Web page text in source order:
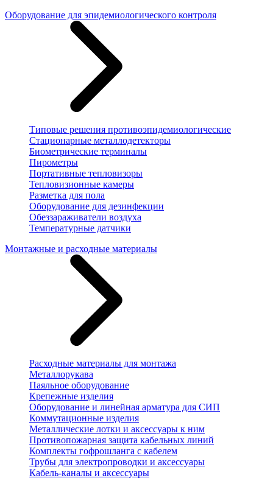
Оборудование для эпидемиологического контроля
Типовые решения противоэпидемиологические
Стационарные металлодетекторы
Биометрические терминалы
Пирометры
Портативные тепловизоры
Тепловизионные камеры
Разметка для пола
Оборудование для дезинфекции
Обеззараживатели воздуха
Температурные датчики
Монтажные и расходные материалы
Расходные материалы для монтажа
Металлорукава
Паяльное оборудование
Крепежные изделия
Оборудование и линейная арматура для СИП
Коммутационные изделия
Металлические лотки и аксессуары к ним
Противопожарная защита кабельных линий
Комплекты гофрошланга с кабелем
Трубы для электропроводки и аксессуары
Кабель-каналы и аксессуары